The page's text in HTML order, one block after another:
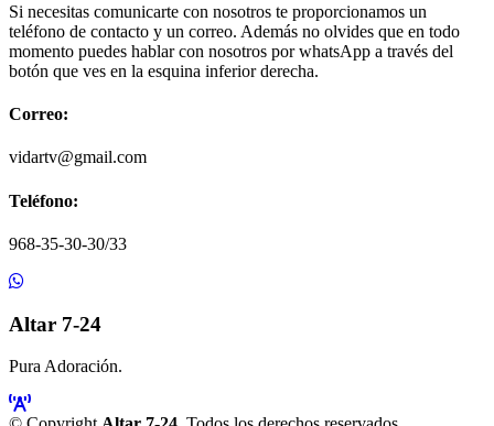
Si necesitas comunicarte con nosotros te proporcionamos un
teléfono de contacto y un correo. Además no olvides que en todo
momento puedes hablar con nosotros por whatsApp a través del
botón que ves en la esquina inferior derecha.
Correo:
vidartv@gmail.com
Teléfono:
968-35-30-30/33
Altar 7-24
Pura Adoración.